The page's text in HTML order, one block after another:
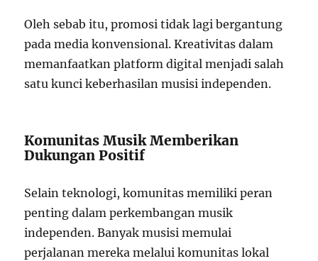
Oleh sebab itu, promosi tidak lagi bergantung
pada media konvensional. Kreativitas dalam
memanfaatkan platform digital menjadi salah
satu kunci keberhasilan musisi independen.
Komunitas Musik Memberikan
Dukungan Positif
Selain teknologi, komunitas memiliki peran
penting dalam perkembangan musik
independen. Banyak musisi memulai
perjalanan mereka melalui komunitas lokal